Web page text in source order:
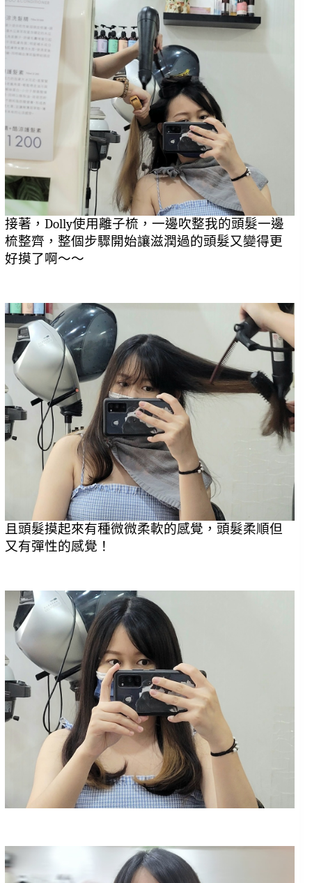
接著，Dolly使用離子梳，一邊吹整我的頭髮一邊
梳整齊，整個步驟開始讓滋潤過的頭髮又變得更
好摸了啊～～
且頭髮摸起來有種微微柔軟的感覺，頭髮柔順但
又有彈性的感覺！